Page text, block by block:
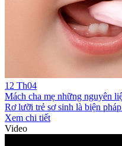
12 Th04
Mách cha mẹ những nguyên
Rơ lưỡi trẻ sơ sinh là biện
Xem chi tiết
Video